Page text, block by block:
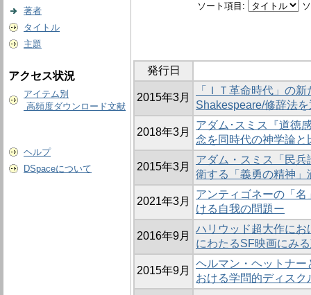
著者
タイトル
主題
アクセス状況
アイテム別
高頻度ダウンロード文献
ヘルプ
DSpaceについて
ソート項目:
発行日
2015年3月
「ＩＴ革命時代」の
Shakespeare/修辞法
2018年3月
アダム･スミス『道徳
念を同時代の神学論と
2015年3月
アダム・スミス「民
衛する「義勇の精神
2021年3月
アンティゴネーの「
ける自我の問題ー
2016年9月
ハリウッド超大作に
にわたるSF映画にみ
2015年9月
ヘルマン・ヘットナ
おける学問的ディスク